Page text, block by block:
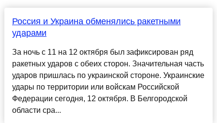
Россия и Украина обменялись ракетными
ударами
За ночь с 11 на 12 октября был зафиксирован ряд
ракетных ударов с обеих сторон. Значительная часть
ударов пришлась по украинской стороне. Украинские
удары по территории или войскам Российской
Федерации сегодня, 12 октября. В Белгородской
области сра...